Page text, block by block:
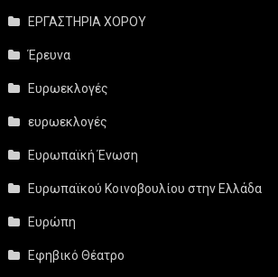
ΕΡΓΑΣΤΗΡΙΑ ΧΟΡΟΥ
Έρευνα
Ευρωεκλογές
ευρωεκλογές
Ευρωπαϊκή Ένωση
Ευρωπαϊκού Κοινοβουλίου στην Ελλάδα
Ευρώπη
Εφηβικό Θέατρο